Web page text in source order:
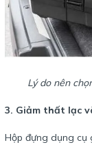
Lý do nên
3. Giảm thất lạc
Hộp đựng dụng cụ